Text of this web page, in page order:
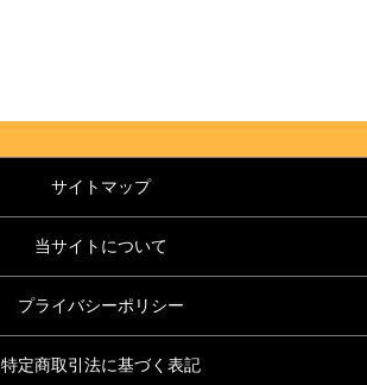
サイトマップ
当サイトについて
プライバシーポリシー
特定商取引法に基づく表記